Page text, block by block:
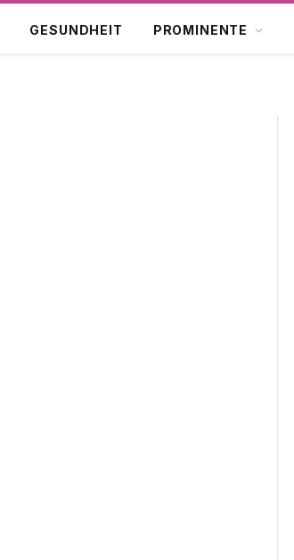
GESUNDHEIT PROMINENTE